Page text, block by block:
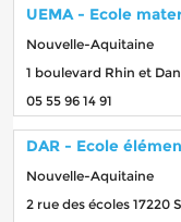
UEMA - Ecole
Nouvelle-Aquitaine
1 boulevard Rhin et
05 55 96 14 91
DAR - Ecole
Nouvelle-Aquitaine
2 rue des écoles 17220